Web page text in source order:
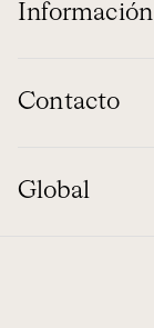
Información
Contacto
Global